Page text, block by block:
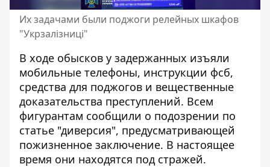
Их задачами были поджоги релейных шкафов
"Укрзалізниці"
В ходе обысков у задержанных изъяли
мобильные телефоны, инструкции фсб,
средства для поджогов и вещественные
доказательства преступлений. Всем
фигурантам сообщили о подозрении по
статье "диверсия", предусматривающей
пожизненное заключение. В настоящее
время они находятся под стражей.